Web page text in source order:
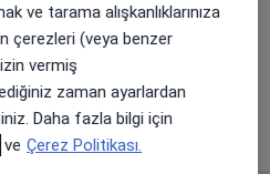
Yıldırım Mahallesi Gar Sokak No:38, Turgutlu •Harita
ve tarama alışkanlıklarınıza
çerezleri (veya benzer
vermiş
zaman ayarlardan
Daha fazla bilgi için
ve Çerez Politikası.